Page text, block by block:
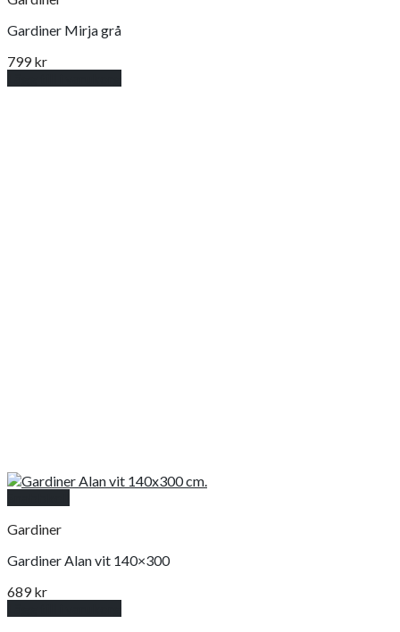
Gardiner Mirja grå
799kr
Gardiner
Gardiner Alan vit 140×300
689kr